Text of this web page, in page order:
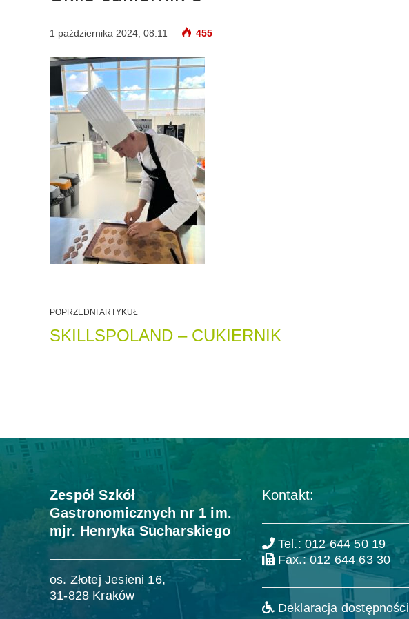
1 października 2024, 08:11 455
POPRZEDNI ARTYKUŁ
SKILLSPOLAND – CUKIERNIK
Zespół Szkół
Gastronomicznych nr 1 im.
mjr. Henryka Sucharskiego
os. Złotej Jesieni 16,
31-828 Kraków
Kontakt:
Tel.: 012 644 50 19
Fax.: 012 644 63 30
Deklaracja dostępności